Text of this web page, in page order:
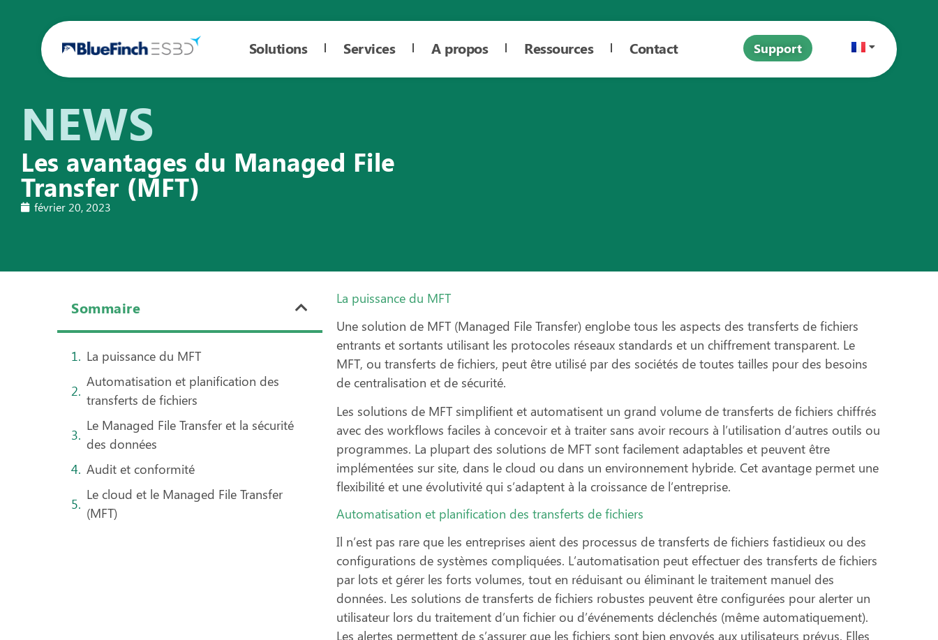
Solutions Services A propos Ressources Contact Support
NEWS
Les avantages du Managed File
Transfer (MFT)
février 20, 2023
Sommaire
La puissance du MFT
Automatisation et planification des
transferts de fichiers
Le Managed File Transfer et la sécurité
des données
Audit et conformité
Le cloud et le Managed File Transfer
(MFT)
La puissance du MFT
Une solution de MFT (Managed File Transfer) englobe tous les aspects des transferts de fichiers
entrants et sortants utilisant les protocoles réseaux standards et un chiffrement transparent. Le
MFT, ou transferts de fichiers, peut être utilisé par des sociétés de toutes tailles pour des besoins
de centralisation et de sécurité.
Les solutions de MFT simplifient et automatisent un grand volume de transferts de fichiers chiffrés
avec des workflows faciles à concevoir et à traiter sans avoir recours à l’utilisation d’autres outils ou
programmes. La plupart des solutions de MFT sont facilement adaptables et peuvent être
implémentées sur site, dans le cloud ou dans un environnement hybride. Cet avantage permet une
flexibilité et une évolutivité qui s’adaptent à la croissance de l’entreprise.
Automatisation et planification des transferts de fichiers
Il n’est pas rare que les entreprises aient des processus de transferts de fichiers fastidieux ou des
configurations de systèmes compliquées. L’automatisation peut effectuer des transferts de fichiers
par lots et gérer les forts volumes, tout en réduisant ou éliminant le traitement manuel des
données. Les solutions de transferts de fichiers robustes peuvent être configurées pour alerter un
utilisateur lors du traitement d’un fichier ou d’événements déclenchés (même automatiquement).
Les alertes permettent de s’assurer que les fichiers sont bien envoyés aux utilisateurs prévus. Elles